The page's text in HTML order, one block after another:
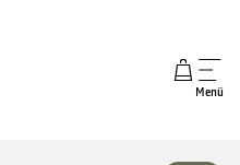
Menü